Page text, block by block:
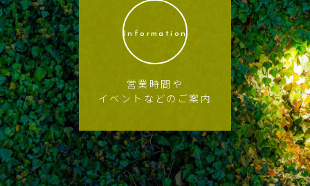
Information
営業時間や
イベントなどのご案内